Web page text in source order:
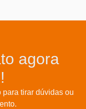
agora
tirar dúvidas ou